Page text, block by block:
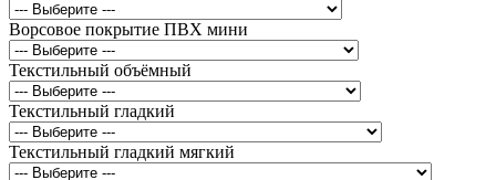
Ворсовое покрытие ПВХ мини
Текстильный объёмный
Текстильный гладкий
Текстильный гладкий мягкий